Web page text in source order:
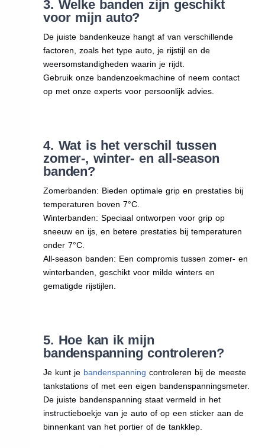
3. Welke banden zijn geschikt
voor mijn auto?
De juiste bandenkeuze hangt af van verschillende
factoren, zoals het type auto, je rijstijl en de
weersomstandigheden waarin je rijdt.
Gebruik onze bandenzoekmachine of neem contact
op met onze experts voor persoonlijk advies.
4. Wat is het verschil tussen
zomer-, winter- en all-season
banden?
Zomerbanden: Bieden optimale grip en prestaties bij
temperaturen boven 7°C.
Winterbanden: Speciaal ontworpen voor grip op
sneeuw en ijs, en betere prestaties bij temperaturen
onder 7°C.
All-season banden: Een compromis tussen zomer- en
winterbanden, geschikt voor milde winters en
gematigde rijstijlen.
5. Hoe kan ik mijn
bandenspanning controleren?
Je kunt je bandenspanning controleren bij de meeste
tankstations of met een eigen bandenspanningsmeter.
De juiste bandenspanning staat vermeld in het
instructieboekje van je auto of op een sticker aan de
binnenkant van het portier of de tankklep.